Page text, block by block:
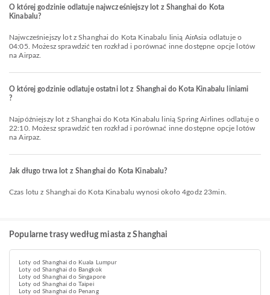
O której godzinie odlatuje najwcześniejszy lot z Shanghai do Kota
Kinabalu?
Najwcześniejszy lot z Shanghai do Kota Kinabalu linią AirAsia odlatuje o
04:05. Możesz sprawdzić ten rozkład i porównać inne dostępne opcje lotów
na Airpaz.
O której godzinie odlatuje ostatni lot z Shanghai do Kota Kinabalu liniami
?
Najpóźniejszy lot z Shanghai do Kota Kinabalu linią Spring Airlines odlatuje o
22:10. Możesz sprawdzić ten rozkład i porównać inne dostępne opcje lotów
na Airpaz.
Jak długo trwa lot z Shanghai do Kota Kinabalu?
Czas lotu z Shanghai do Kota Kinabalu wynosi około 4godz 23min.
Popularne trasy według miasta z Shanghai
Loty od Shanghai do Kuala Lumpur
Loty od Shanghai do Bangkok
Loty od Shanghai do Singapore
Loty od Shanghai do Taipei
Loty od Shanghai do Penang